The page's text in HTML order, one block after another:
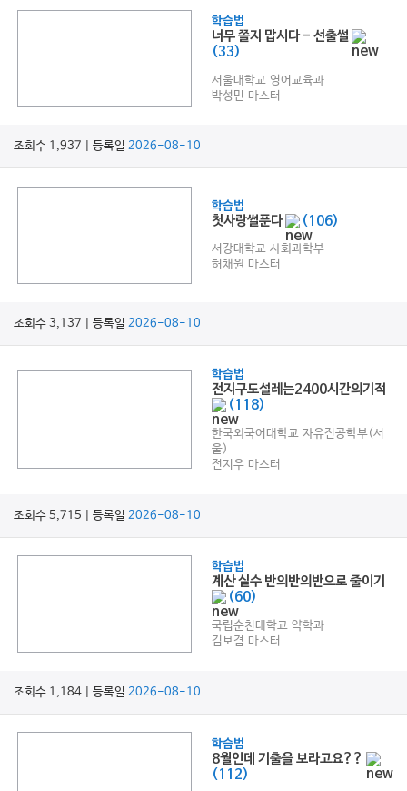
학습법
너무 쫄지 맙시다 - 선출썰
(33)
서울대학교 영어교육과
박성민 마스터
조회수 1,937 | 등록일 2026-08-10
학습법
첫사랑썰푼다 (106)
서강대학교 사회과학부
허채원 마스터
조회수 3,137 | 등록일 2026-08-10
학습법
전지구도설레는2400시간의기적
(118)
한국외국어대학교 자유전공학부(서
울)
전지우 마스터
조회수 5,715 | 등록일 2026-08-10
학습법
계산 실수 반의반의반으로 줄이기
(60)
국립순천대학교 약학과
김보겸 마스터
조회수 1,184 | 등록일 2026-08-10
학습법
8월인데 기출을 보라고요??
(112)